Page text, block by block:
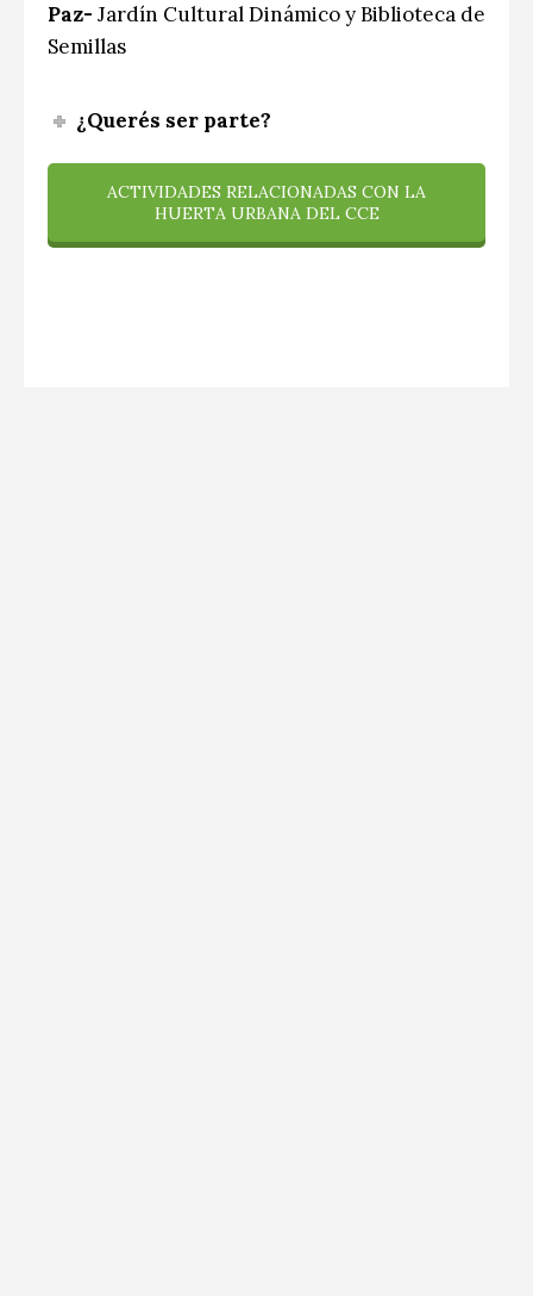
Paz- Jardín Cultural Dinámico y Biblioteca de
Semillas
¿Querés ser parte?
ACTIVIDADES RELACIONADAS CON LA
HUERTA URBANA DEL CCE